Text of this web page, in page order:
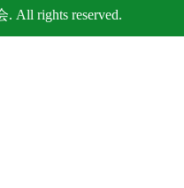
All rights reserved.